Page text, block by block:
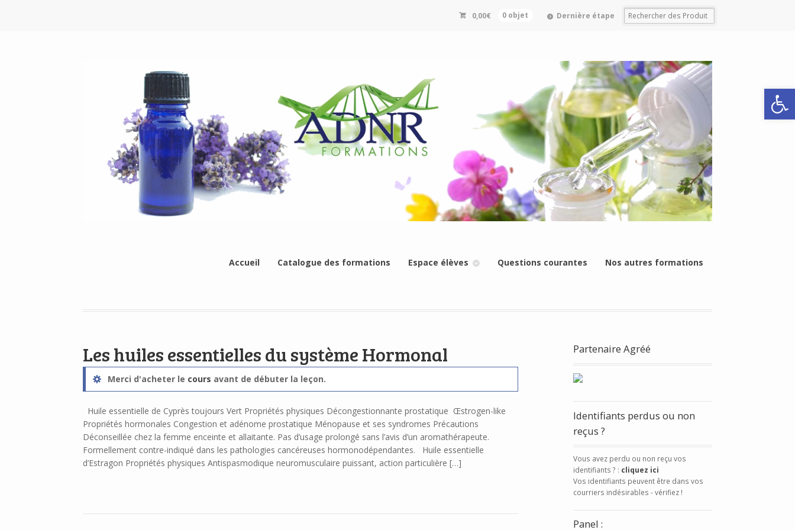
Ouvrir
0,00€ 0 objet Dernière étape
Accueil Catalogue des formations Espace élèves Questions courantes Nos autres formations
Les huiles essentielles du système Hormonal
Merci d'acheter le cours avant de débuter la leçon.
Huile essentielle de Cyprès toujours Vert Propriétés physiques Décongestionnante prostatique Œstrogen-like
Propriétés hormonales Congestion et adénome prostatique Ménopause et ses syndromes Précautions
Déconseillée chez la femme enceinte et allaitante. Pas d’usage prolongé sans l’avis d’un aromathérapeute.
Formellement contre-indiqué dans les pathologies cancéreuses hormonodépendantes. Huile essentielle
d’Estragon Propriétés physiques Antispasmodique neuromusculaire puissant, action particulière […]
Partenaire Agréé
Identifiants perdus ou non
reçus ?
Vous avez perdu ou non reçu vos
identifiants ? : cliquez ici
Vos identifiants peuvent être dans vos
courriers indésirables - vérifiez !
Panel :